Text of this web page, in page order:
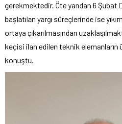
gerekmektedir. Öte yandan 6 Şubat
başlatılan yargı süreçlerinde ise
ortaya çıkarılmasından
keçisi ilan edilen teknik elemanların
konuştu.